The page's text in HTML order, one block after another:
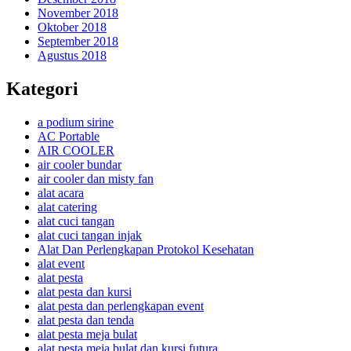
November 2018
Oktober 2018
September 2018
Agustus 2018
Kategori
a podium sirine
AC Portable
AIR COOLER
air cooler bundar
air cooler dan misty fan
alat acara
alat catering
alat cuci tangan
alat cuci tangan injak
Alat Dan Perlengkapan Protokol Kesehatan
alat event
alat pesta
alat pesta dan kursi
alat pesta dan perlengkapan event
alat pesta dan tenda
alat pesta meja bulat
alat pesta meja bulat dan kursi futura